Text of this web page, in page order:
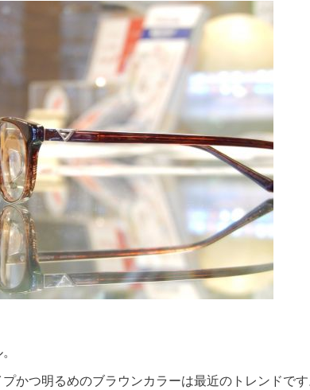
かつ明るめのブラウンカラーは最近のトレンドです